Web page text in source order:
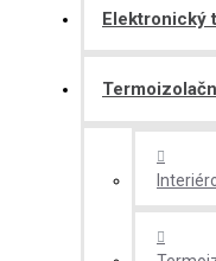
Elektronický